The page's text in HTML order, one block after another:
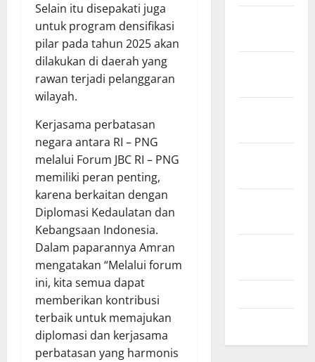
Selain itu disepakati juga
untuk program densifikasi
pilar pada tahun 2025 akan
dilakukan di daerah yang
rawan terjadi pelanggaran
wilayah.
Kerjasama perbatasan
negara antara RI – PNG
melalui Forum JBC RI – PNG
memiliki peran penting,
karena berkaitan dengan
Diplomasi Kedaulatan dan
Kebangsaan Indonesia.
Dalam paparannya Amran
mengatakan “Melalui forum
ini, kita semua dapat
memberikan kontribusi
terbaik untuk memajukan
diplomasi dan kerjasama
perbatasan yang harmonis